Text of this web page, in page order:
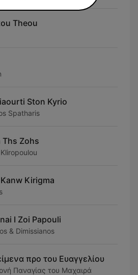
Theou
Ston Kyrio
Spatharis
Ths Zohs
Kanw Kirigma
I Zoi Papouli
& Dimissianos
προ του Ευαγγελίου
Παναγίας του Μαχαιρά